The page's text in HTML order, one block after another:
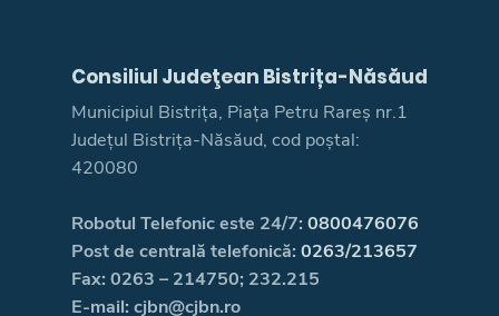
Consiliul Judeţean Bistrița-Năsăud
Municipiul Bistrița, Piața Petru Rareș nr.1
Județul Bistrița-Năsăud, cod poștal:
420080
Robotul Telefonic este 24/7: 0800476076
Post de centrală telefonică: 0263/213657
Fax: 0263 – 214750; 232.215
E-mail: cjbn@cjbn.ro